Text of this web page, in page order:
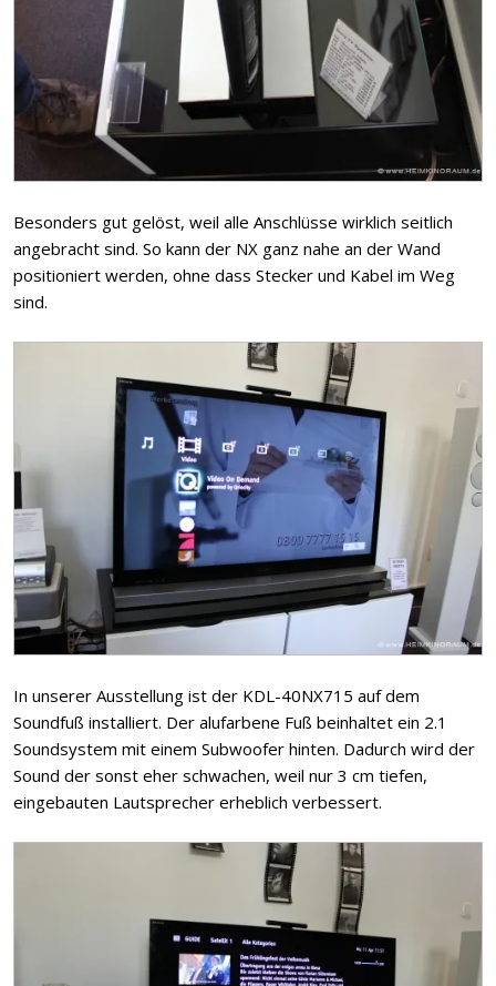
Besonders gut gelöst, weil alle Anschlüsse wirklich seitlich
angebracht sind. So kann der NX ganz nahe an der Wand
positioniert werden, ohne dass Stecker und Kabel im Weg
sind.
In unserer Ausstellung ist der KDL-40NX715 auf dem
Soundfuß installiert. Der alufarbene Fuß beinhaltet ein 2.1
Soundsystem mit einem Subwoofer hinten. Dadurch wird der
Sound der sonst eher schwachen, weil nur 3 cm tiefen,
eingebauten Lautsprecher erheblich verbessert.